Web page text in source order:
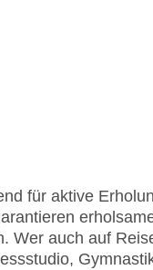
für aktive
Wer auch auf